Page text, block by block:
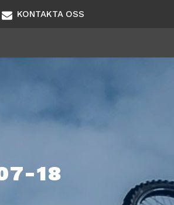
KONTAKTA OSS
18